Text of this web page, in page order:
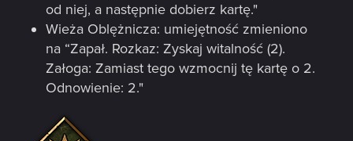
od niej, a następnie dobierz kartę."
Wieża Oblężnicza: umiejętność zmieniono
na “Zapał. Rozkaz: Zyskaj witalność (2).
Załoga: Zamiast tego wzmocnij tę kartę o 2.
Odnowienie: 2."